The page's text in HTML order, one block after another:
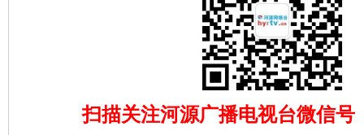
扫描关注河源广播电视台微信